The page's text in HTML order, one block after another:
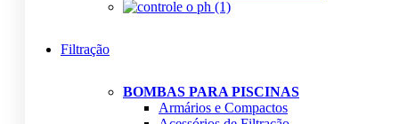
Filtração
BOMBAS PARA PISCINAS
Armários e Compactos